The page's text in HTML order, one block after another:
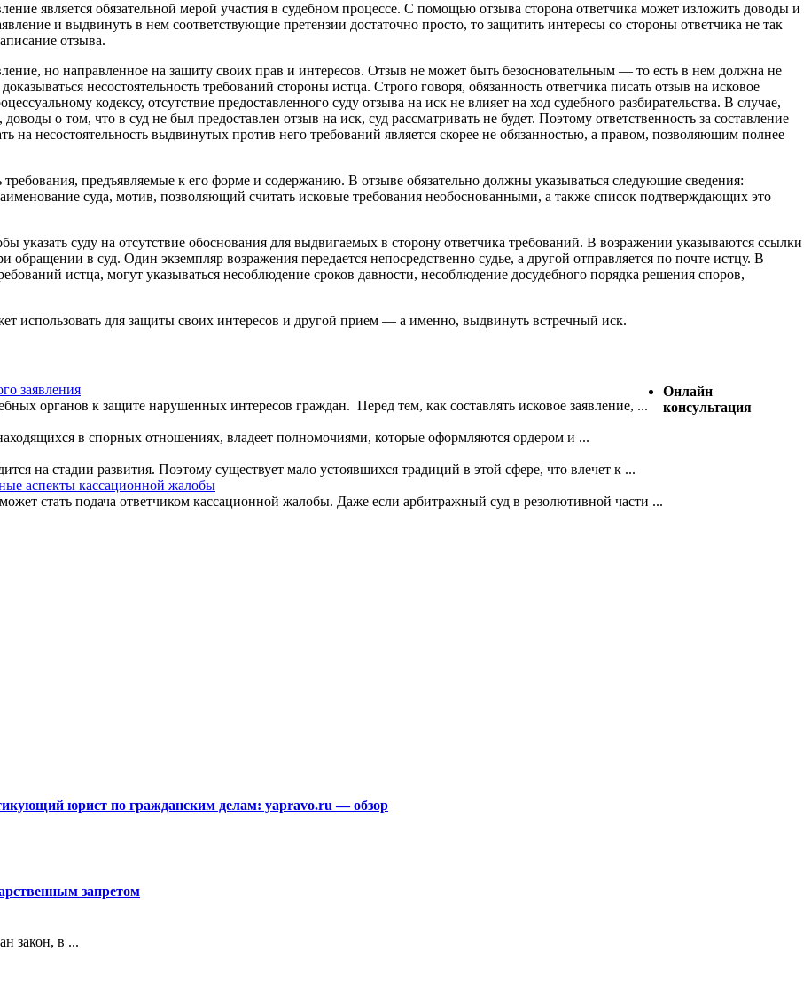
является обязательной мерой участия в судебном процессе. С помощью отзыва сторона ответчика может изложить доводы и
и выдвинуть в нем соответствующие претензии достаточно просто, то защитить интересы со стороны ответчика не так
отзыва.
но направленное на защиту своих прав и интересов. Отзыв не может быть безосновательным — то есть в нем должна не
несостоятельность требований стороны истца. Строго говоря, обязанность ответчика писать отзыв на исковое
кодексу, отсутствие предоставленного суду отзыва на иск не влияет на ход судебного разбирательства. В случае,
о том, что в суд не был предоставлен отзыв на иск, суд рассматривать не будет. Поэтому ответственность за составление
на несостоятельность выдвинутых против него требований является скорее не обязанностью, а правом, позволяющим полнее
предъявляемые к его форме и содержанию. В отзыве обязательно должны указываться следующие сведения:
суда, мотив, позволяющий считать исковые требования необоснованными, а также список подтверждающих это
указать суду на отсутствие обоснования для выдвигаемых в сторону ответчика требований. В возражении указываются ссылки
в суд. Один экземпляр возражения передается непосредственно судье, а другой отправляется по почте истцу. В
истца, могут указываться несоблюдение сроков давности, несоблюдение досудебного порядка решения споров,
использовать для защиты своих интересов и другой прием — а именно, выдвинуть встречный иск.
заявления
органов к защите нарушенных интересов граждан. Перед тем, как составлять исковое заявление, ...
в спорных отношениях, владеет полномочиями, которые оформляются ордером и ...
на стадии развития. Поэтому существует мало устоявшихся традиций в этой сфере, что влечет к ...
аспекты кассационной жалобы
стать подача ответчиком кассационной жалобы. Даже если арбитражный суд в резолютивной части ...
Онлайн
консультация
юрист по гражданским делам: yapravo.ru — обзор
запретом
закон, в ...